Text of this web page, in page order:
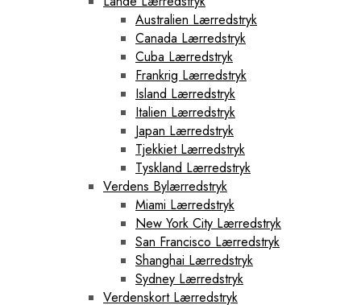
Australien Lærredstryk
Canada Lærredstryk
Cuba Lærredstryk
Frankrig Lærredstryk
Island Lærredstryk
Italien Lærredstryk
Japan Lærredstryk
Tjekkiet Lærredstryk
Tyskland Lærredstryk
Verdens Bylærredstryk
Miami Lærredstryk
New York City Lærredstryk
San Francisco Lærredstryk
Shanghai Lærredstryk
Sydney Lærredstryk
Verdenskort Lærredstryk